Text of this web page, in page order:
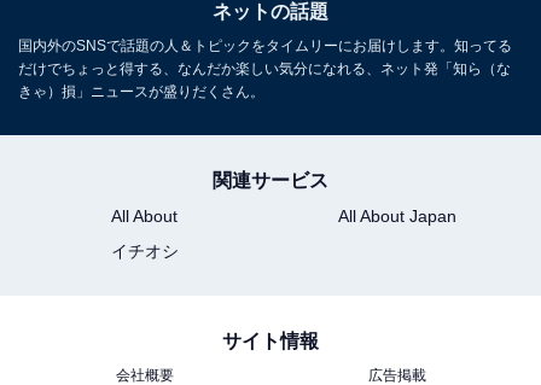
ネットの話題
国内外のSNSで話題の人＆トピックをタイムリーにお届けします。知ってる
だけでちょっと得する、なんだか楽しい気分になれる、ネット発「知ら（な
きゃ）損」ニュースが盛りだくさん。
関連サービス
All About
All About Japan
イチオシ
サイト情報
会社概要
広告掲載